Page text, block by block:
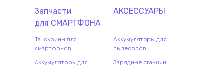
Запчасти
для СМАРТФОНА
Тачскрины для
смартфонов
Аккумуляторы для
АКСЕССУАРЫ
Аккумуляторы для
пылесосов
Зарядные станции